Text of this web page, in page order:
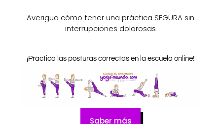
Averigua cómo tener una práctica SEGURA sin
interrupciones dolorosas
¡Practica las posturas correctas en la escuela online!
Saber más